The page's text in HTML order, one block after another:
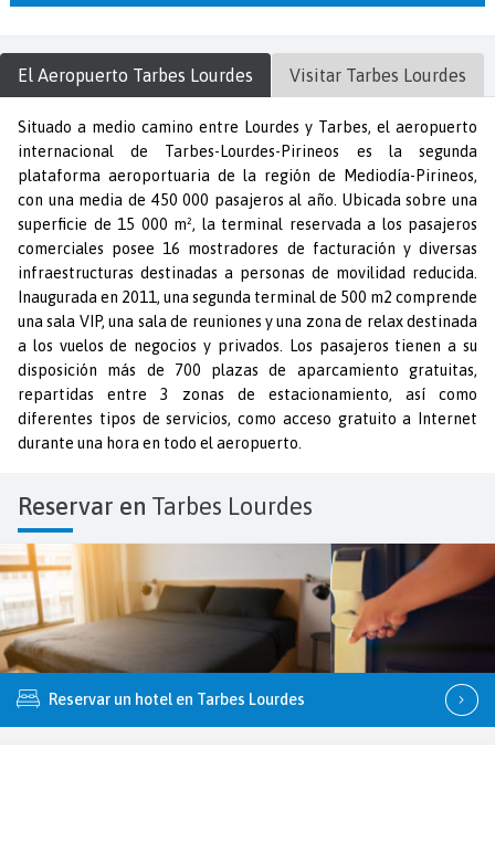
El Aeropuerto Tarbes Lourdes Visitar Tarbes Lourdes
Situado a medio camino entre Lourdes y Tarbes, el aeropuerto
internacional de Tarbes-Lourdes-Pirineos es la segunda
plataforma aeroportuaria de la región de Mediodía-Pirineos,
con una media de 450 000 pasajeros al año. Ubicada sobre una
superficie de 15 000 m², la terminal reservada a los pasajeros
comerciales posee 16 mostradores de facturación y diversas
infraestructuras destinadas a personas de movilidad reducida.
Inaugurada en 2011, una segunda terminal de 500 m2 comprende
una sala VIP, una sala de reuniones y una zona de relax destinada
a los vuelos de negocios y privados. Los pasajeros tienen a su
disposición más de 700 plazas de aparcamiento gratuitas,
repartidas entre 3 zonas de estacionamiento, así como
diferentes tipos de servicios, como acceso gratuito a Internet
durante una hora en todo el aeropuerto.
Reservar en Tarbes Lourdes
Reservar un hotel en Tarbes Lourdes